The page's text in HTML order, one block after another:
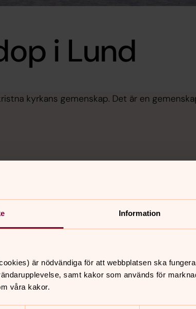
Information
är nödvändiga för att webbplatsen ska
samt kakor som används för
våra kakor.
i Lund
kyrkans gemenskap. Det är en